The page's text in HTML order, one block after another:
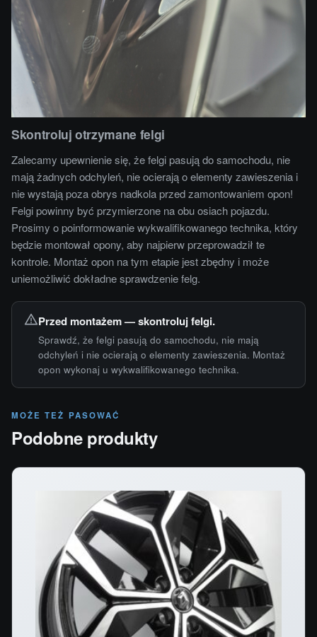
Skontroluj otrzymane felgi
Zalecamy upewnienie się, że felgi pasują do samochodu, nie
mają żadnych odchyleń, nie ocierają o elementy zawieszenia i
nie wystają poza obrys nadkola przed zamontowaniem opon!
Felgi powinny być przymierzone na obu osiach pojazdu.
Prosimy o poinformowanie wykwalifikowanego technika, który
będzie montował opony, aby najpierw przeprowadził te
kontrole. Montaż opon na tym etapie jest zbędny i może
uniemożliwić dokładne sprawdzenie felg.
Przed montażem — skontroluj felgi.
Sprawdź, że felgi pasują do samochodu, nie mają
odchyleń i nie ocierają o elementy zawieszenia. Montaż
opon wykonaj u wykwalifikowanego technika.
MOŻE TEŻ PASOWAĆ
Podobne produkty